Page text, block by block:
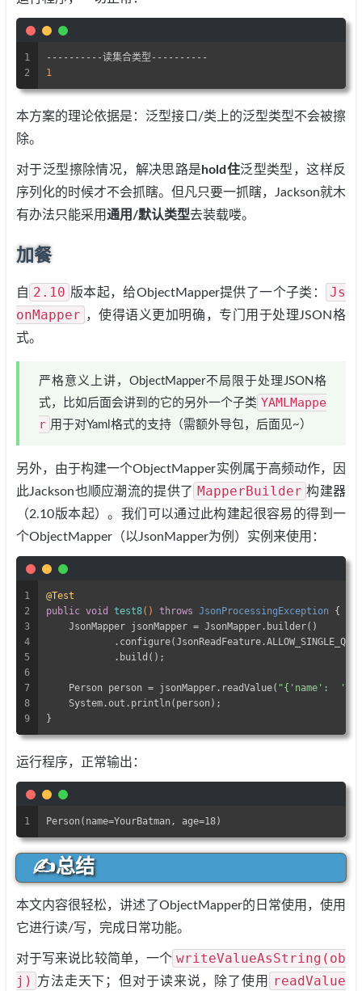
1
2
----------读集合类型----------
1
本方案的理论依据是：泛型接口/类上的泛型类型不会被擦
除。
对于泛型擦除情况，解决思路是 hold住泛型类型，这样反
序列化的时候才不会抓瞎。但凡只要一抓瞎，Jackson就木
有办法只能采用通用/默认类型去装载喽。
加餐
自 2.10 版本起，给ObjectMapper提供了一个子类：
Js
onMapper ，使得语义更加明确，专门用于处理JSON格
式。
严格意义上讲，ObjectMapper不局限于处理JSON格
式，比如后面会讲到的它的另外一个子类 YAMLMappe
r 用于对Yaml格式的支持（需额外导包，后面见~）
另外，由于构建一个ObjectMapper实例属于高频动作，因
此Jackson也顺应潮流的提供了 MapperBuilder 构建器
（2.10版本起）。我们可以通过此构建起很容易的得到一
个ObjectMapper（以JsonMapper为例）实例来使用：
1
2
3
4
5
6
7
8
9
@Test
public void test8() throws JsonProcessingException {
    JsonMapper jsonMapper = JsonMapper.builder()
            .build();
    Person person = jsonMapper.readValue(
"{'name':
    System.out.println(person);
}
运行程序，正常输出：
1 Person(name=YourBatman, age=18)
✍总结
本文内容很轻松，讲述了ObjectMapper的日常使用，使用
它进行读/写，完成日常功能。
对于写来说比较简单，一个 writeValueAsString(ob
j)
方法走天下；但对于读来说，除了使用
readValue